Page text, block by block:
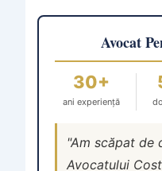
Avocat
30+
ani experiență
"Am scăpat de
Avocatului